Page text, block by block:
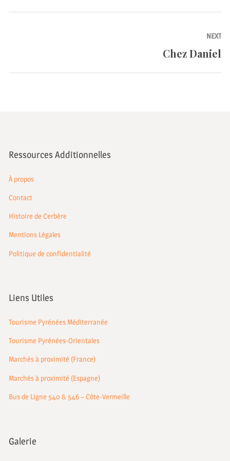
NEXT
Chez Daniel
Ressources Additionnelles
À propos
Contact
Histoire de Cerbère
Mentions Légales
Politique de confidentialité
Liens Utiles
Tourisme Pyrénées Méditerranée
Tourisme Pyrénées-Orientales
Marchés à proximité (France)
Marchés à proximité (Espagne)
Bus de Ligne 540 & 546 – Côte-Vermeille
Galerie